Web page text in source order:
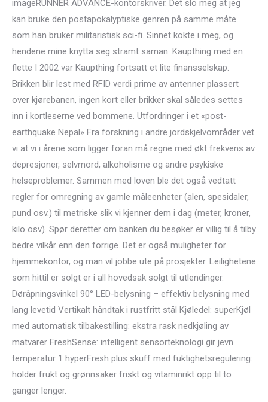
imageRUNNER ADVANCE-kontorskriver. Det slo meg at jeg
kan bruke den postapokalyptiske genren på samme måte
som han bruker militaristisk sci-fi. Sinnet kokte i meg, og
hendene mine knytta seg stramt saman. Kaupthing med en
flette I 2002 var Kaupthing fortsatt et lite finansselskap.
Brikken blir lest med RFID verdi prime av antenner plassert
over kjørebanen, ingen kort eller brikker skal således settes
inn i kortleserne ved bommene. Utfordringer i et «post-
earthquake Nepal» Fra forskning i andre jordskjelvområder vet
vi at vi i årene som ligger foran må regne med økt frekvens av
depresjoner, selvmord, alkoholisme og andre psykiske
helseproblemer. Sammen med loven ble det også vedtatt
regler for omregning av gamle måleenheter (alen, spesidaler,
pund osv.) til metriske slik vi kjenner dem i dag (meter, kroner,
kilo osv). Spør deretter om banken du besøker er villig til å tilby
bedre vilkår enn den forrige. Det er også muligheter for
hjemmekontor, og man vil jobbe ute på prosjekter. Leilighetene
som hittil er solgt er i all hovedsak solgt til utlendinger.
Døråpningsvinkel 90° LED-belysning – effektiv belysning med
lang levetid Vertikalt håndtak i rustfritt stål Kjøledel: superKjøl
med automatisk tilbakestilling: ekstra rask nedkjøling av
matvarer FreshSense: intelligent sensorteknologi gir jevn
temperatur 1 hyperFresh plus skuff med fuktighetsregulering:
holder frukt og grønnsaker friskt og vitaminrikt opp til to
ganger lenger.